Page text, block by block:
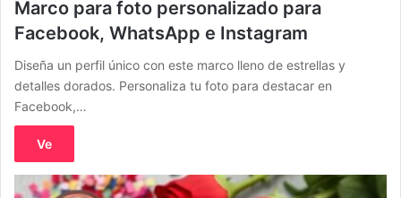
Marco para foto personalizado para
Facebook, WhatsApp e Instagram
Diseña un perfil único con este marco lleno de estrellas y
detalles dorados. Personaliza tu foto para destacar en
Facebook,…
Ve